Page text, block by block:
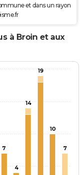
et dans un rayon
à Broin et aux
7
4
14
19
10
7